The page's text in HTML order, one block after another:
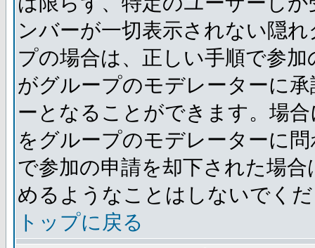
ンバーが一切表示されない隠
プの場合は、正しい手順で参
がグループのモデレーターに
ーとなることができます。場
をグループのモデレーターに
で参加の申請を却下された場
めるようなことはしないでく
トップに戻る